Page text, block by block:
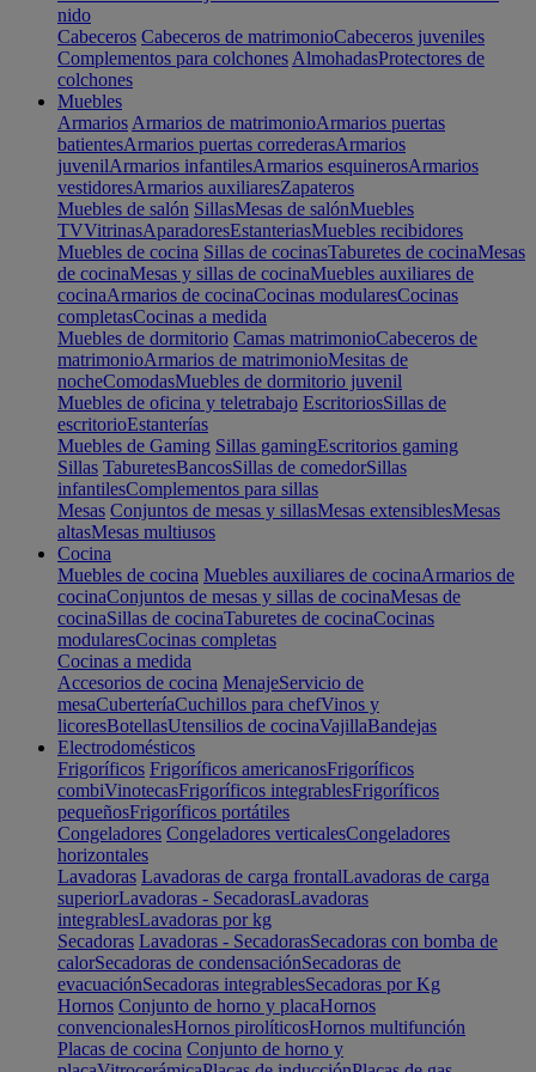
nido
Cabeceros Cabeceros de matrimonioCabeceros juveniles
Complementos para colchones AlmohadasProtectores de
colchones
Muebles
Armarios Armarios de matrimonioArmarios puertas
batientesArmarios puertas correderasArmarios
juvenilArmarios infantilesArmarios esquinerosArmarios
vestidoresArmarios auxiliaresZapateros
Muebles de salón SillasMesas de salónMuebles
TVVitrinasAparadoresEstanteriasMuebles recibidores
Muebles de cocina Sillas de cocinasTaburetes de cocinaMesas
de cocinaMesas y sillas de cocinaMuebles auxiliares de
cocinaArmarios de cocinaCocinas modularesCocinas
completasCocinas a medida
Muebles de dormitorio Camas matrimonioCabeceros de
matrimonioArmarios de matrimonioMesitas de
nocheComodasMuebles de dormitorio juvenil
Muebles de oficina y teletrabajo EscritoriosSillas de
escritorioEstanterías
Muebles de Gaming Sillas gamingEscritorios gaming
Sillas TaburetesBancosSillas de comedorSillas
infantilesComplementos para sillas
Mesas Conjuntos de mesas y sillasMesas extensiblesMesas
altasMesas multiusos
Cocina
Muebles de cocina Muebles auxiliares de cocinaArmarios de
cocinaConjuntos de mesas y sillas de cocinaMesas de
cocinaSillas de cocinaTaburetes de cocinaCocinas
modularesCocinas completas
Cocinas a medida
Accesorios de cocina MenajeServicio de
mesaCuberteríaCuchillos para chefVinos y
licoresBotellasUtensilios de cocinaVajillaBandejas
Electrodomésticos
Frigoríficos Frigoríficos americanosFrigoríficos
combiVinotecasFrigoríficos integrablesFrigoríficos
pequeñosFrigoríficos portátiles
Congeladores Congeladores verticalesCongeladores
horizontales
Lavadoras Lavadoras de carga frontalLavadoras de carga
superiorLavadoras - SecadorasLavadoras
integrablesLavadoras por kg
Secadoras Lavadoras - SecadorasSecadoras con bomba de
calorSecadoras de condensaciónSecadoras de
evacuaciónSecadoras integrablesSecadoras por Kg
Hornos Conjunto de horno y placaHornos
convencionalesHornos pirolíticosHornos multifunción
Placas de cocina Conjunto de horno y